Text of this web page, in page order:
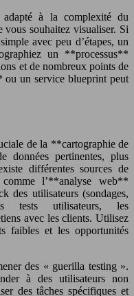
à la complexité du
souhaitez visualiser. Si
avec peu d’étapes, un
un **processus**
et de nombreux points de
un service blueprint peut
de la **cartographie de
données pertinentes, plus
différentes sources de
l’**analyse web**
des utilisateurs (sondages,
tests utilisateurs, les
avec les clients. Utilisez
faibles et les opportunités
des « guerilla testing ».
à des utilisateurs non
des tâches spécifiques et